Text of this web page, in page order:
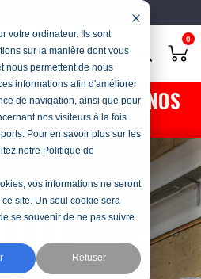
votre ordinateur. Ils sont
sur la manière dont vous
nous permettent de nous
informations afin d'améliorer
de navigation, ainsi que pour
nos visiteurs à la fois
Pour en savoir plus sur les
notre Politique de
vos informations ne seront
site. Un seul cookie sera
se souvenir de ne pas suivre
Refuser
0
L'OCCASION DE NOS
ANS !